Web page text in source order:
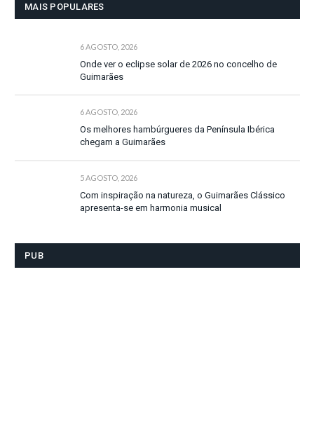
MAIS POPULARES
6 AGOSTO, 2026
Onde ver o eclipse solar de 2026 no concelho de
Guimarães
6 AGOSTO, 2026
Os melhores hambúrgueres da Península Ibérica
chegam a Guimarães
5 AGOSTO, 2026
Com inspiração na natureza, o Guimarães Clássico
apresenta-se em harmonia musical
PUB